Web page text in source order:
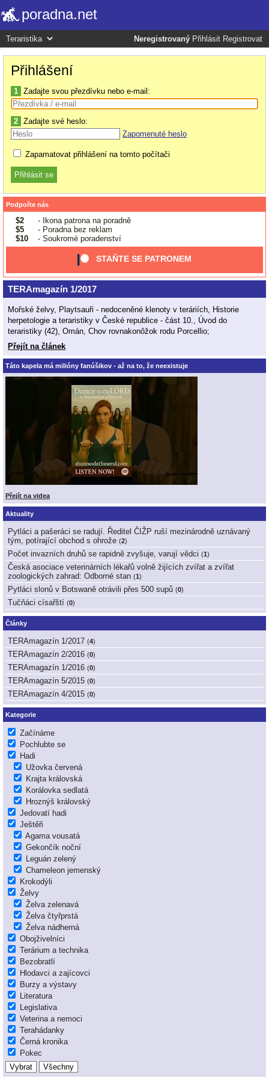
poradna.net
Neregistrovaný Přihlásit Registrovat
Přihlášení
1 Zadajte svou přezdívku nebo e-mail:
2 Zadajte své heslo:
Zapomenuté heslo
Zapamatovat přihlášení na tomto počítači
Podpořte nás
$2
- Ikona patrona na poradně
$5
- Poradna bez reklam
$10
- Soukromé poradenství
STAŇTE SE PATRONEM
TERAmagazín 1/2017
Mořské želvy, Playtsauři - nedoceněné klenoty v teráriích, Historie
herpetologie a teraristiky v České republice - část 10., Úvod do
teraristiky (42), Omán, Chov rovnakonôžok rodu Porcellio;
Přejít na článek
Táto kapela má milióny fanúšikov - až na to, že neexistuje
Přejít na videa
Aktuality
Pytláci a pašeráci se radují. Ředitel ČIŽP ruší mezinárodně uznávaný
tým, potírající obchod s ohrože (2)
Počet invazních druhů se rapidně zvyšuje, varují vědci (1)
Česká asociace veterinárních lékařů volně žijících zvířat a zvířat
zoologických zahrad: Odborné stan (1)
Pytláci slonů v Botswaně otrávili přes 500 supů (0)
Tučňáci císařští (0)
Články
TERAmagazín 1/2017 (4)
TERAmagazín 2/2016 (0)
TERAmagazín 1/2016 (0)
TERAmagazín 5/2015 (0)
TERAmagazín 4/2015 (0)
Kategorie
Začínáme
Pochlubte se
Hadi
Užovka červená
Krajta královská
Korálovka sedlatá
Hroznýš královský
Jedovatí hadi
Ještěři
Agama vousatá
Gekončík noční
Leguán zelený
Chameleon jemenský
Krokodýli
Želvy
Želva zelenavá
Želva čtyřprstá
Želva nádherná
Obojživelníci
Terárium a technika
Bezobratlí
Hlodavci a zajícovci
Burzy a výstavy
Literatura
Legislativa
Veterina a nemoci
Terahádanky
Černá kronika
Pokec